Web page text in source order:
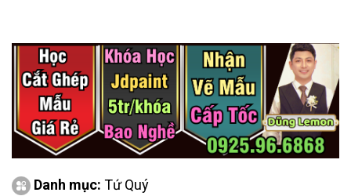
Danh mục: Tứ Quý